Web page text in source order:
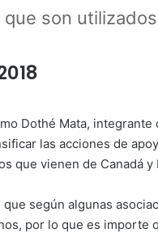
son
Dothé Mata,
las acciones de
que vienen de Canadá
según algunas
por lo que es importe